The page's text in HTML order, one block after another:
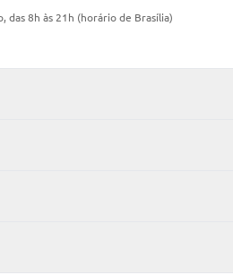
das 8h às 21h (horário de Brasília)